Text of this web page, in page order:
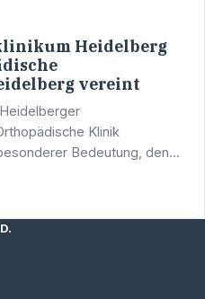
Heidelberg
vereint
Klinik
Bedeutung, denn